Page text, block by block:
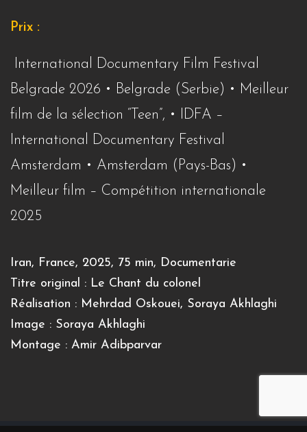
Prix :
International Documentary Film Festival
Belgrade 2026 • Belgrade (Serbie) • Meilleur
film de la sélection “Teen”, • IDFA –
International Documentary Festival
Amsterdam • Amsterdam (Pays-Bas) •
Meilleur film – Compétition internationale
2025
Iran, France, 2025, 75 min, Documentarie
Titre original : Le Chant du colonel
Réalisation : Mehrdad Oskouei, Soraya Akhlaghi
Image : Soraya Akhlaghi
Montage : Amir Adibparvar